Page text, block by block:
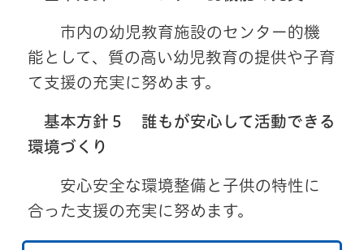
市内の幼児教育施設のセンター的機
能として、質の高い幼児教育の提供や子育
て支援の充実に努めます。
基本方針５ 誰もが安心して活動できる
環境づくり
安心安全な環境整備と子供の特性に
合った支援の充実に努めます。